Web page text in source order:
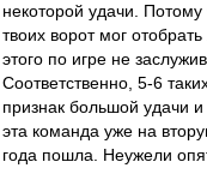
некоторой удачи.
твоих ворот мог
этого по игре не
Соответственно, 5-6
признак большой удачи
эта команда уже на
года пошла. Неужели